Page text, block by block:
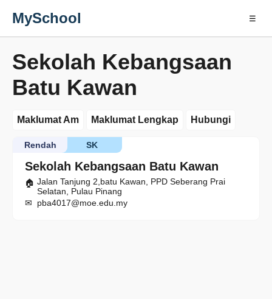
MySchool ☰
Sekolah Kebangsaan
Batu Kawan
Maklumat Am Maklumat Lengkap Hubungi
Sekolah Kebangsaan Batu Kawan
SK
Rendah
Jalan Tanjung 2,batu Kawan, PPD Seberang Prai
Selatan, Pulau Pinang
pba4017@moe.edu.my